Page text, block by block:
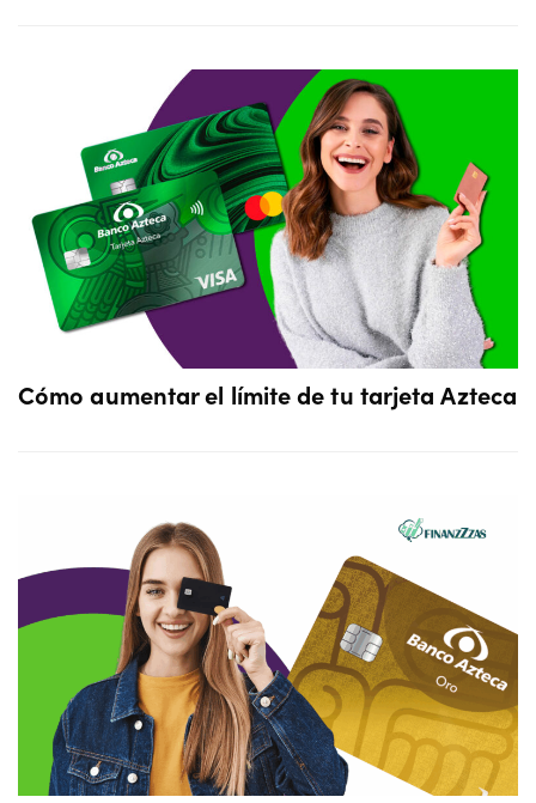
Cómo aumentar el límite de tu tarjeta Azteca